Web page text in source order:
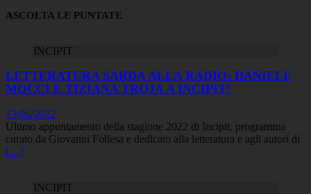
ASCOLTA LE PUNTATE
INCIPIT
LETTERATURA SARDA ALLA RADIO: DANIELE
MOCCI E TIZIANA TROJA A INCIPIT!
13/06/2022
Ultimo appuntamento della stagione 2022 di Incipit, programma
curato da Giovanni Follesa e dedicato alla letteratura e agli autori di
[…]
INCIPIT